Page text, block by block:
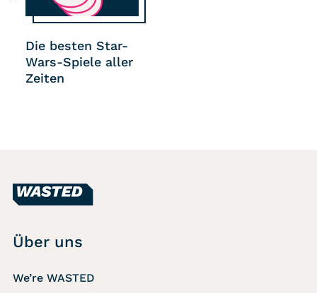
Die besten Star-
Wars-Spiele aller
Zeiten
Über uns
We’re WASTED